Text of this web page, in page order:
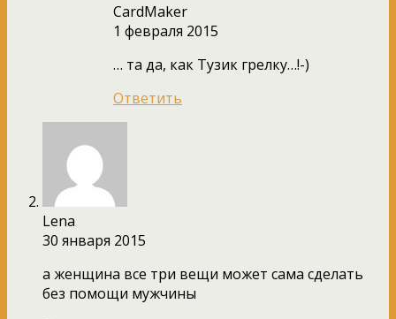
CardMaker
1 февраля 2015
… та да, как Тузик грелку…!-)
Ответить
Lena
30 января 2015
а женщина все три вещи может сама сделать
без помощи мужчины